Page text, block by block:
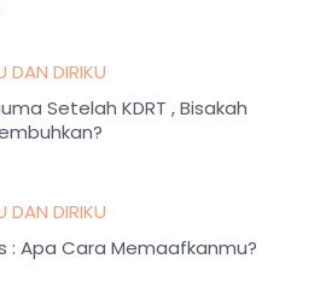
DAN DIRIKU
Setelah KDRT , Bisakah
DAN DIRIKU
: Apa Cara Memaafkanmu?